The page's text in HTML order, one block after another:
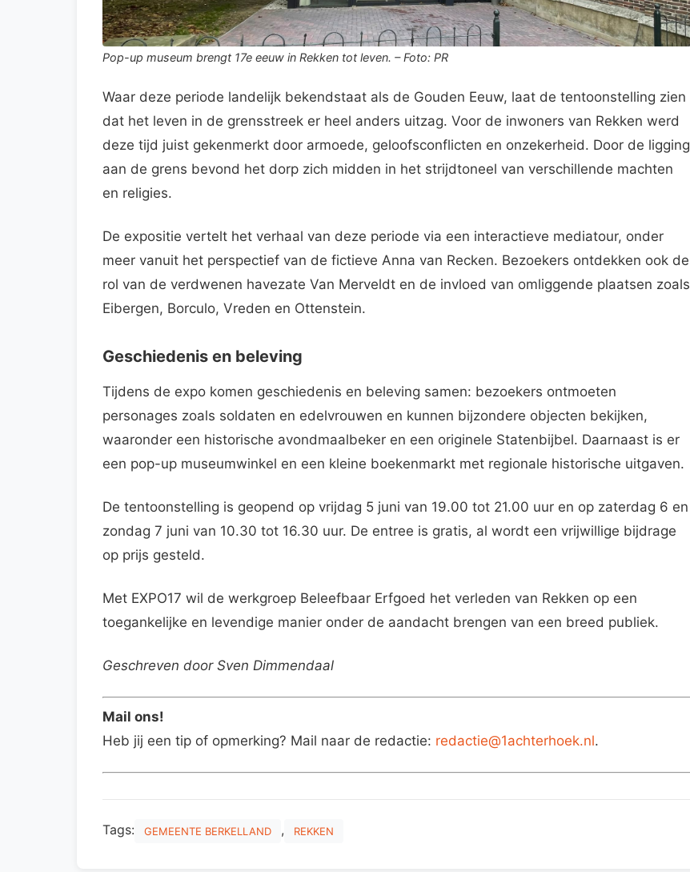
Pop-up museum brengt 17e eeuw in Rekken tot leven. – Foto: PR
Waar deze periode landelijk bekendstaat als de Gouden Eeuw, laat de tentoonstelling zien
dat het leven in de grensstreek er heel anders uitzag. Voor de inwoners van Rekken werd
deze tijd juist gekenmerkt door armoede, geloofsconflicten en onzekerheid. Door de ligging
aan de grens bevond het dorp zich midden in het strijdtoneel van verschillende machten
en religies.
De expositie vertelt het verhaal van deze periode via een interactieve mediatour, onder
meer vanuit het perspectief van de fictieve Anna van Recken. Bezoekers ontdekken ook de
rol van de verdwenen havezate Van Merveldt en de invloed van omliggende plaatsen zoals
Eibergen, Borculo, Vreden en Ottenstein.
Geschiedenis en beleving
Tijdens de expo komen geschiedenis en beleving samen: bezoekers ontmoeten
personages zoals soldaten en edelvrouwen en kunnen bijzondere objecten bekijken,
waaronder een historische avondmaalbeker en een originele Statenbijbel. Daarnaast is er
een pop-up museumwinkel en een kleine boekenmarkt met regionale historische uitgaven.
De tentoonstelling is geopend op vrijdag 5 juni van 19.00 tot 21.00 uur en op zaterdag 6 en
zondag 7 juni van 10.30 tot 16.30 uur. De entree is gratis, al wordt een vrijwillige bijdrage
op prijs gesteld.
Met EXPO17 wil de werkgroep Beleefbaar Erfgoed het verleden van Rekken op een
toegankelijke en levendige manier onder de aandacht brengen van een breed publiek.
Geschreven door Sven Dimmendaal
Mail ons!
Heb jij een tip of opmerking? Mail naar de redactie: redactie@1achterhoek.nl.
Tags: GEMEENTE BERKELLAND , REKKEN